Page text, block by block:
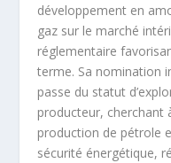
développement en
gaz sur le marché
réglementaire
terme. Sa nomination
passe du statut
producteur, cherchant
production de pétrole
sécurité énergétique,